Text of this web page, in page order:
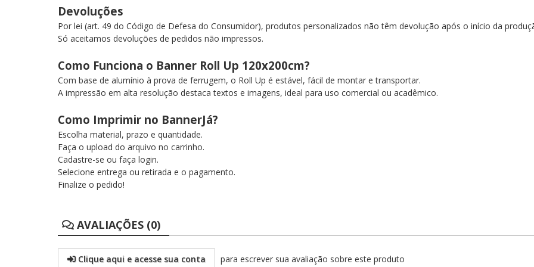
Devoluções
Por lei (art. 49 do Código de Defesa do Consumidor), produtos personalizados não têm devolução após o início da
Só aceitamos devoluções de pedidos não impressos.
Como Funciona o Banner Roll Up 120x200cm?
Com base de alumínio à prova de ferrugem, o Roll Up é estável, fácil de montar e transportar.
A impressão em alta resolução destaca textos e imagens, ideal para uso comercial ou acadêmico.
Como Imprimir no BannerJá?
Escolha material, prazo e quantidade.
Faça o upload do arquivo no carrinho.
Cadastre-se ou faça login.
Selecione entrega ou retirada e o pagamento.
Finalize o pedido!
AVALIAÇÕES (0)
Clique aqui e acesse sua conta para escrever sua avaliação sobre este produto